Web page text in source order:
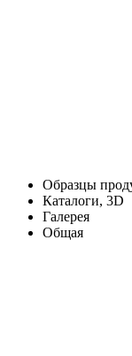
Образцы
Каталоги, 3D
Галерея
Общая